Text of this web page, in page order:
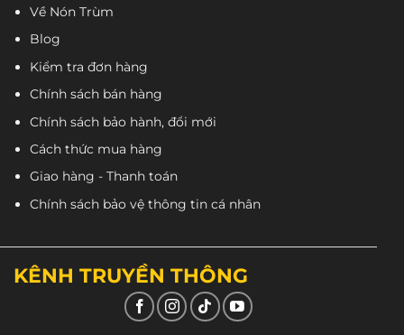
Về Nón Trùm
Blog
Kiểm tra đơn hàng
Chính sách bán hàng
Chính sách bảo hành, đổi mới
Cách thức mua hàng
Giao hàng - Thanh toán
Chính sách bảo vệ thông tin cá nhân
KÊNH TRUYỀN THÔNG